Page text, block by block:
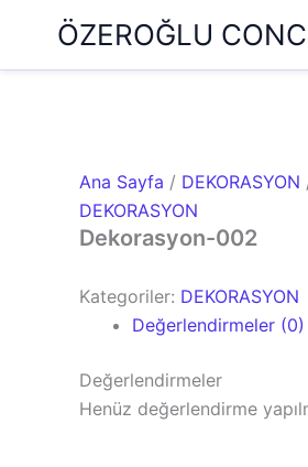
ÖZEROĞLU
Ana Sayfa / DEKORASYON
DEKORASYON
Dekorasyon-002
Kategoriler: DEKORASYON
Değerlendirmeler (0)
Değerlendirmeler
Henüz değerlendirme